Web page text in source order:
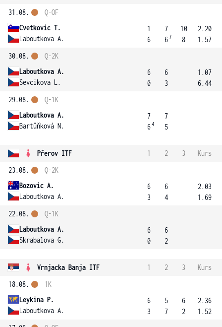
31.08.
Cvetkovic T.
Laboutkova A.
Q-OF
1
6
7
67
10
8
2.20
1.57
30.08.
Laboutkova A.
Sevcikova L.
Q-2K
6
0
6
3
1.07
6.44
29.08.
Laboutkova A.
Bartůňková N.
Q-1K
7
64
7
5
Přerov ITF 1 2 3
Kurs
23.08.
Bozovic A.
Laboutkova A.
Q-2K
6
3
6
4
2.03
1.69
22.08.
Laboutkova A.
Skrabalova G.
Q-1K
6
0
6
2
Vrnjacka Banja ITF 1 2 3
Kurs
18.08.
Leykina P.
Laboutkova A.
1K
6
3
5
7
6
2
2.36
1.52